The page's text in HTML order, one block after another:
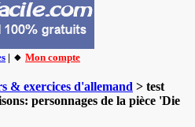
| 🔸 Mon compte
& exercices d'allemand > test
personnages de la pièce 'Die